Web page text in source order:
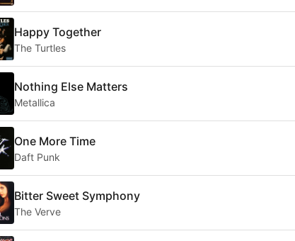
Happy Together
The Turtles
Nothing Else Matters
Metallica
One More Time
Daft Punk
Bitter Sweet Symphony
The Verve